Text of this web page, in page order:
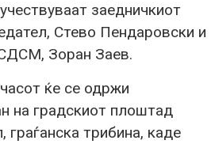
заедничкиот
Стево Пендаровски и
Зоран Заев.
ќе се одржи
на градскиот плоштад
граѓанска трибина, каде